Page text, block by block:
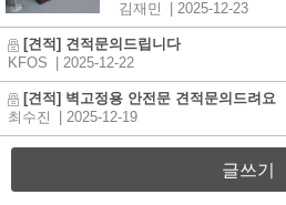
김재민
| 2025-12-23
[견적] 견적문의드립니다
KFOS
| 2025-12-22
[견적] 벽고정용 안전문 견적문의드려요
최수진
| 2025-12-19
글쓰기